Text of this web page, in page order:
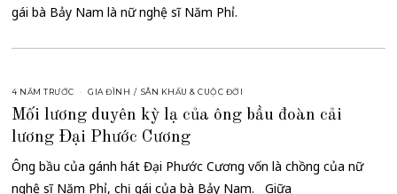
gái bà Bảy Nam là nữ nghệ sĩ Năm Phỉ.
4 NĂM TRƯỚC GIA ĐÌNH / SÂN KHẤU & CUỘC ĐỜI
Mối lương duyên kỳ lạ của ông bầu đoàn cải
lương Đại Phước Cương
Ông bầu của gánh hát Đại Phước Cương vốn là chồng của nữ
nghệ sĩ Năm Phỉ, chị gái của bà Bảy Nam. Giữa